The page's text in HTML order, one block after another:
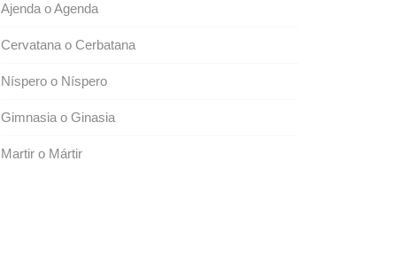
Ajenda o Agenda
Cervatana o Cerbatana
Níspero o Níspero
Gimnasia o Ginasia
Martir o Mártir